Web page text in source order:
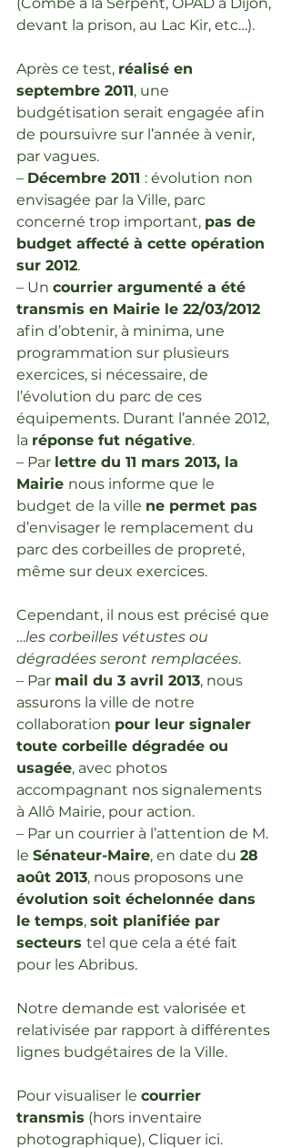
devant la prison, au Lac Kir, etc…).
Après ce test, réalisé en
septembre 2011, une
budgétisation serait engagée afin
de poursuivre sur l’année à venir,
par vagues.
– Décembre 2011 : évolution non
envisagée par la Ville, parc
concerné trop important, pas de
budget affecté à cette opération
sur 2012.
– Un courrier argumenté a été
transmis en Mairie le 22/03/2012
afin d’obtenir, à minima, une
programmation sur plusieurs
exercices, si nécessaire, de
l’évolution du parc de ces
équipements. Durant l’année 2012,
la réponse fut négative.
– Par lettre du 11 mars 2013, la
Mairie nous informe que le
budget de la ville ne permet pas
d’envisager le remplacement du
parc des corbeilles de propreté,
même sur deux exercices.
Cependant, il nous est précisé que
…les corbeilles vétustes ou
dégradées seront remplacées.
– Par mail du 3 avril 2013, nous
assurons la ville de notre
collaboration pour leur signaler
toute corbeille dégradée ou
usagée, avec photos
accompagnant nos signalements
à Allô Mairie, pour action.
– Par un courrier à l’attention de M.
le Sénateur-Maire, en date du 28
août 2013, nous proposons une
évolution soit échelonnée dans
le temps, soit planifiée par
secteurs tel que cela a été fait
pour les Abribus.
Notre demande est valorisée et
relativisée par rapport à différentes
lignes budgétaires de la Ville.
Pour visualiser le courrier
transmis (hors inventaire
photographique), Cliquer ici.